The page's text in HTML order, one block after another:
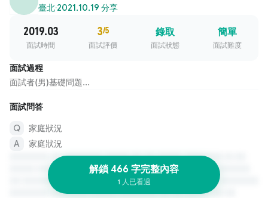
臺北·2021.10.19 分享
2019.03
面試時間
3/5
面試評價
錄取
面試狀態
簡單
面試難度
面試過程
面試者(男)基礎問題...
面試問答
家庭狀況
家庭狀況
解鎖 466 字完整內容
1 人已看過